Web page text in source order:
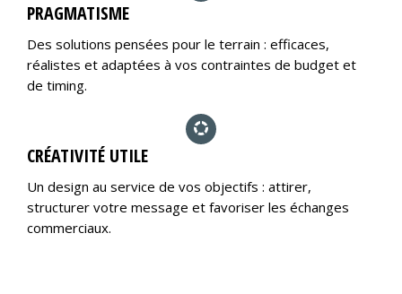
PRAGMATISME
Des solutions pensées pour le terrain : efficaces,
réalistes et adaptées à vos contraintes de budget et
de timing.
CRÉATIVITÉ UTILE
Un design au service de vos objectifs : attirer,
structurer votre message et favoriser les échanges
commerciaux.